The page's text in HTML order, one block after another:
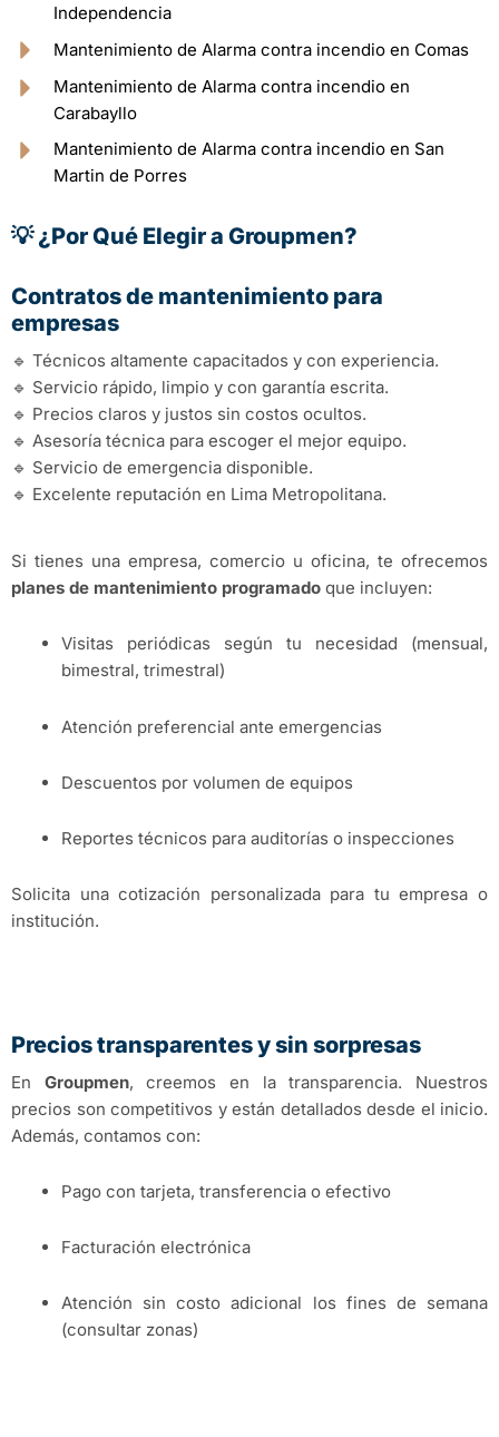
Independencia
Mantenimiento de Alarma contra incendio en Comas
Mantenimiento de Alarma contra incendio en
Carabayllo
Mantenimiento de Alarma contra incendio en San
Martin de Porres
💡 ¿Por Qué Elegir a Groupmen?
Contratos de mantenimiento para
empresas
🔹 Técnicos altamente capacitados y con experiencia.
🔹 Servicio rápido, limpio y con garantía escrita.
🔹 Precios claros y justos sin costos ocultos.
🔹 Asesoría técnica para escoger el mejor equipo.
🔹 Servicio de emergencia disponible.
🔹 Excelente reputación en Lima Metropolitana.
Si tienes una empresa, comercio u oficina, te ofrecemos
planes de mantenimiento programado que incluyen:
Visitas periódicas según tu necesidad (mensual,
bimestral, trimestral)
Atención preferencial ante emergencias
Descuentos por volumen de equipos
Reportes técnicos para auditorías o inspecciones
Solicita una cotización personalizada para tu empresa o
institución.
Precios transparentes y sin sorpresas
En Groupmen, creemos en la transparencia. Nuestros
precios son competitivos y están detallados desde el inicio.
Además, contamos con:
Pago con tarjeta, transferencia o efectivo
Facturación electrónica
Atención sin costo adicional los fines de semana
(consultar zonas)